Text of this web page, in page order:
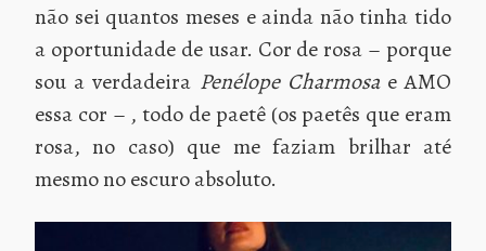
não sei quantos meses e ainda não tinha tido
a oportunidade de usar. Cor de rosa – porque
sou a verdadeira Penélope Charmosae AMO
essa cor – , todo de paetê (os paetês que eram
rosa, no caso) que me faziam brilhar até
mesmo no escuro absoluto.